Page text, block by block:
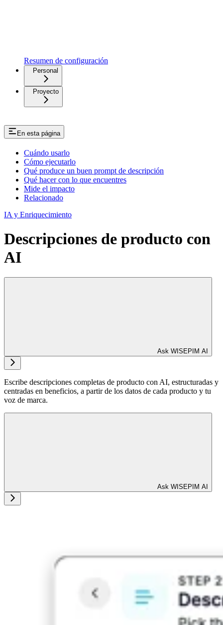
Resumen de configuración
Personal
Proyecto
En esta página
Cuándo usarlo
Cómo ejecutarlo
Qué produce un buen prompt de descripción
Qué hacer con lo que encuentres
Mide el impacto
Relacionado
IA y Enriquecimiento
Descripciones de producto con
AI
Ask WISEPIM AI
Escribe descripciones completas de producto con AI, estructuradas y
centradas en beneficios, a partir de los datos de cada producto y tu
voz de marca.
Ask WISEPIM AI